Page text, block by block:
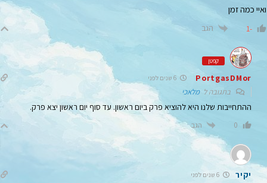
ואיי כמה זמן
-1 הגב
קפטן
PortgasDMor
בתגובה למלאכי
ההתחייבות שלנו היא להוציא פרק ביום ראשון. עד סוף יום ראשון יצא פרק.
0 הגב
יקיר